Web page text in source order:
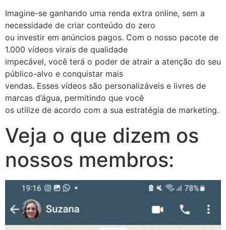
Imagine-se ganhando uma renda extra online, sem a
necessidade de criar conteúdo do zero
ou investir em anúncios pagos. Com o nosso pacote de
1.000 vídeos virais de qualidade
impecável, você terá o poder de atrair a atenção do seu
público-alvo e conquistar mais
vendas. Esses vídeos são personalizáveis e livres de
marcas d’água, permitindo que você
os utilize de acordo com a sua estratégia de marketing.
Veja o que dizem os
nossos membros: